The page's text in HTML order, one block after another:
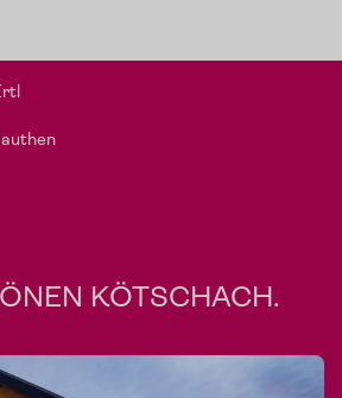
KÖTSCHACH.